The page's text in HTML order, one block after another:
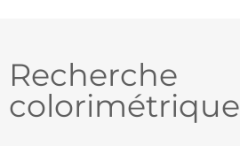
Recherche
colorimétrique